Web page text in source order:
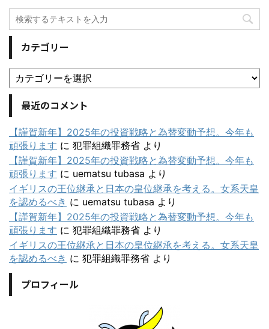
カテゴリー
最近のコメント
【謹賀新年】2025年の投資戦略と為替変動予想。今年も
頑張ります に 犯罪組織罪務省 より
【謹賀新年】2025年の投資戦略と為替変動予想。今年も
頑張ります に uematsu tubasa より
イギリスの王位継承と日本の皇位継承を考える。女系天皇
を認めるべき に uematsu tubasa より
【謹賀新年】2025年の投資戦略と為替変動予想。今年も
頑張ります に 犯罪組織罪務省 より
イギリスの王位継承と日本の皇位継承を考える。女系天皇
を認めるべき に 犯罪組織罪務省 より
プロフィール